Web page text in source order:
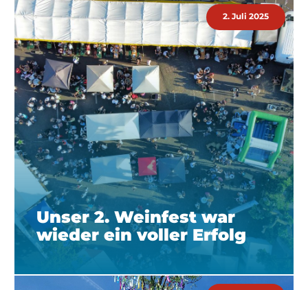
2. Juli 2025
Unser 2. Weinfest war
wieder ein voller Erfolg